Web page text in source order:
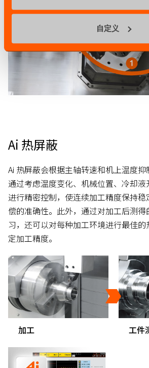
自定义
Ai 热屏蔽
Ai 热屏蔽会根据主轴转速和机上温度抑
通过考虑温度变化、机械位置、冷却
进行精密控制，使连续加工精度保持
偿的准确性。此外，通过对加工后测
习，还可以对每种加工环境进行最佳
定加工精度。
加工 工件